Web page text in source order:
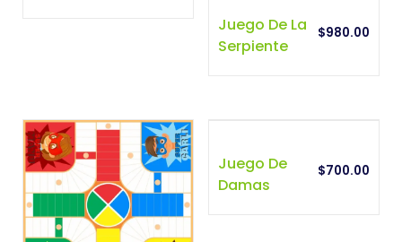
Juego De La
Serpiente
$980.00
Juego De
Damas
$700.00